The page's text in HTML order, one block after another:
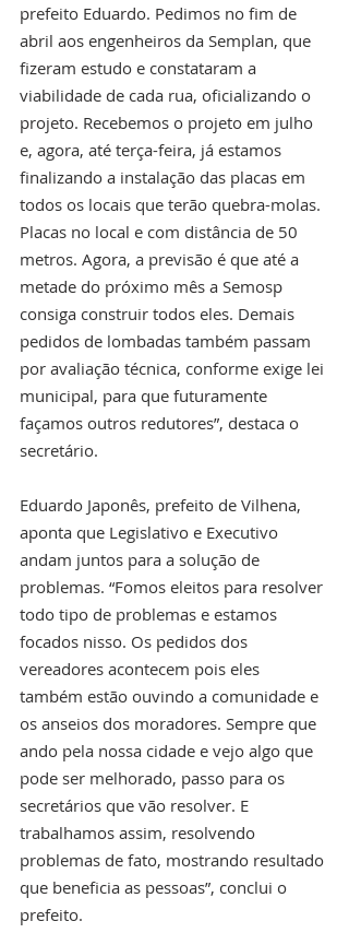
prefeito Eduardo. Pedimos no fim de
abril aos engenheiros da Semplan, que
fizeram estudo e constataram a
viabilidade de cada rua, oficializando o
projeto. Recebemos o projeto em julho
e, agora, até terça-feira, já estamos
finalizando a instalação das placas em
todos os locais que terão quebra-molas.
Placas no local e com distância de 50
metros. Agora, a previsão é que até a
metade do próximo mês a Semosp
consiga construir todos eles. Demais
pedidos de lombadas também passam
por avaliação técnica, conforme exige lei
municipal, para que futuramente
façamos outros redutores”, destaca o
secretário.
Eduardo Japonês, prefeito de Vilhena,
aponta que Legislativo e Executivo
andam juntos para a solução de
problemas. “Fomos eleitos para resolver
todo tipo de problemas e estamos
focados nisso. Os pedidos dos
vereadores acontecem pois eles
também estão ouvindo a comunidade e
os anseios dos moradores. Sempre que
ando pela nossa cidade e vejo algo que
pode ser melhorado, passo para os
secretários que vão resolver. E
trabalhamos assim, resolvendo
problemas de fato, mostrando resultado
que beneficia as pessoas”, conclui o
prefeito.